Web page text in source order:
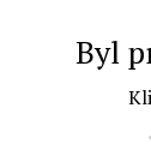
Byl